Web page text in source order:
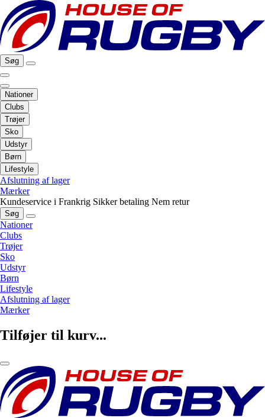
Søg
Nationer
Clubs
Trøjer
Sko
Udstyr
Børn
Lifestyle
Afslutning af lager
Mærker
Kundeservice i Frankrig Sikker betaling Nem retur
Søg
Nationer
Clubs
Trøjer
Sko
Udstyr
Børn
Lifestyle
Afslutning af lager
Mærker
Tilføjer til kurv...